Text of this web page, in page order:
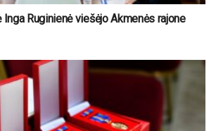
Ruginienė viešėjo Akmenės rajone